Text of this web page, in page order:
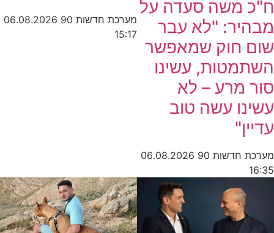
ח"כ משה סעדה על
מבהיר: "לא עבר
שום חוק שמאפשר
השתמטות, עשינו
סור מרע – לא
עשינו עשה טוב
עדיין"
מערכת חדשות 90
06.08.2026
16:35
מערכת חדשות 90
06.08.2026
15:17